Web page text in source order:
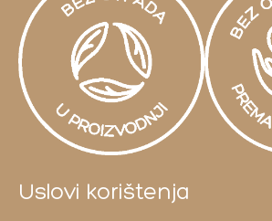
Uslovi korištenja